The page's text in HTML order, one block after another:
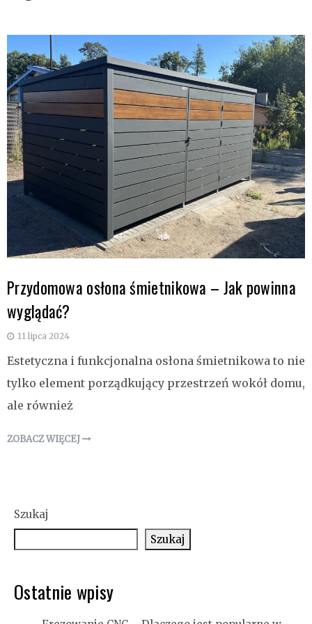
Przydomowa osłona śmietnikowa – Jak powinna
wyglądać?
11 lipca 2024
Estetyczna i funkcjonalna osłona śmietnikowa to nie
tylko element porządkujący przestrzeń wokół domu,
ale również
ZOBACZ WIĘCEJ
Szukaj
Szukaj
Ostatnie wpisy